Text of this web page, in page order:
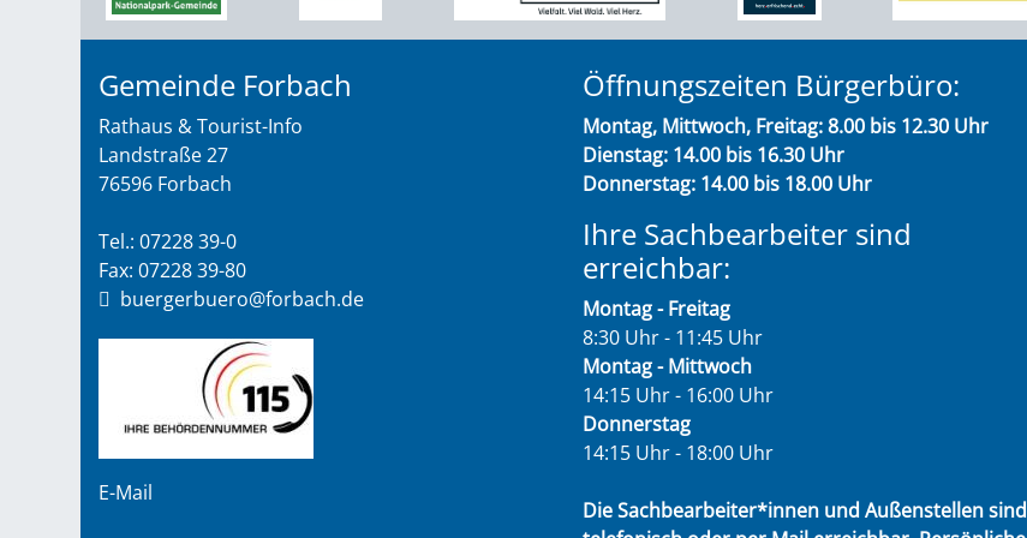
Gemeinde Forbach
Rathaus & Tourist-Info
Landstraße 27
76596 Forbach
Tel.: 07228 39-0
Fax: 07228 39-80
buergerbuero@forbach.de
E-Mail
Öffnungszeiten Bürgerbüro:
Montag, Mittwoch, Freitag: 8.00 bis 12.30 Uhr
Dienstag: 14.00 bis 16.30 Uhr
Donnerstag: 14.00 bis 18.00 Uhr
Ihre Sachbearbeiter sind
erreichbar:
Montag - Freitag
8:30 Uhr - 11:45 Uhr
Montag - Mittwoch
14:15 Uhr - 16:00 Uhr
Donnerstag
14:15 Uhr - 18:00 Uhr
Die Sachbearbeiter*innen und Außenstellen sind